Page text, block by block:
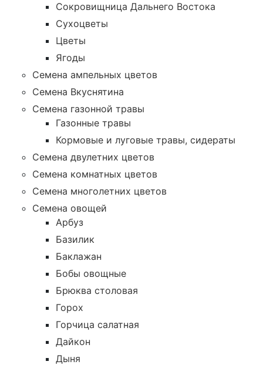
Сокровищница Дальнего Востока
Сухоцветы
Цветы
Ягоды
Семена ампельных цветов
Семена Вкуснятина
Семена газонной травы
Газонные травы
Кормовые и луговые травы, сидераты
Семена двулетних цветов
Семена комнатных цветов
Семена многолетних цветов
Семена овощей
Арбуз
Базилик
Баклажан
Бобы овощные
Брюква столовая
Горох
Горчица салатная
Дайкон
Дыня